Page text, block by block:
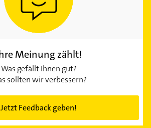
Meinung zählt!
Was gefällt Ihnen gut?
sollten wir verbessern?
Jetzt Feedback geben!